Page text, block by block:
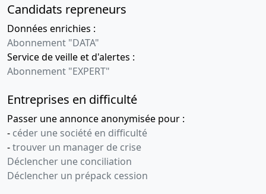
Candidats repreneurs
Données enrichies :
Abonnement "DATA"
Service de veille et d'alertes :
Abonnement "EXPERT"
Entreprises en difficulté
Passer une annonce anonymisée pour :
- céder une société en difficulté
-trouver un manager de crise
Déclencher une conciliation
Déclencher un prépack cession